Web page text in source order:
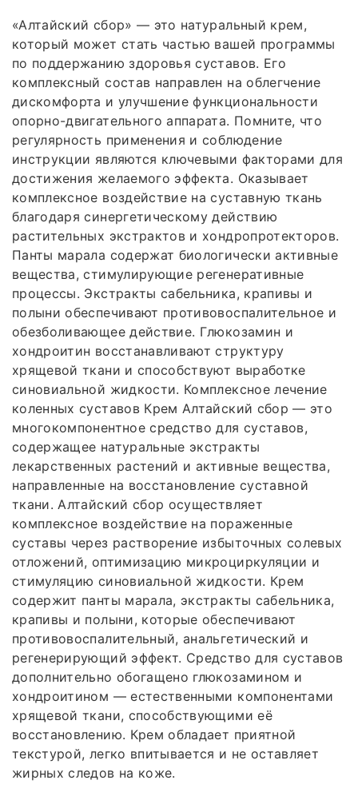
«Алтайский сбор» — это натуральный крем,
который может стать частью вашей программы
по поддержанию здоровья суставов. Его
комплексный состав направлен на облегчение
дискомфорта и улучшение функциональности
опорно-двигательного аппарата. Помните, что
регулярность применения и соблюдение
инструкции являются ключевыми факторами для
достижения желаемого эффекта. Оказывает
комплексное воздействие на суставную ткань
благодаря синергетическому действию
растительных экстрактов и хондропротекторов.
Панты марала содержат биологически активные
вещества, стимулирующие регенеративные
процессы. Экстракты сабельника, крапивы и
полыни обеспечивают противовоспалительное и
обезболивающее действие. Глюкозамин и
хондроитин восстанавливают структуру
хрящевой ткани и способствуют выработке
синовиальной жидкости. Комплексное лечение
коленных суставов Крем Алтайский сбор — это
многокомпонентное средство для суставов,
содержащее натуральные экстракты
лекарственных растений и активные вещества,
направленные на восстановление суставной
ткани. Алтайский сбор осуществляет
комплексное воздействие на пораженные
суставы через растворение избыточных солевых
отложений, оптимизацию микроциркуляции и
стимуляцию синовиальной жидкости. Крем
содержит панты марала, экстракты сабельника,
крапивы и полыни, которые обеспечивают
противовоспалительный, анальгетический и
регенерирующий эффект. Средство для суставов
дополнительно обогащено глюкозамином и
хондроитином — естественными компонентами
хрящевой ткани, способствующими её
восстановлению. Крем обладает приятной
текстурой, легко впитывается и не оставляет
жирных следов на коже.